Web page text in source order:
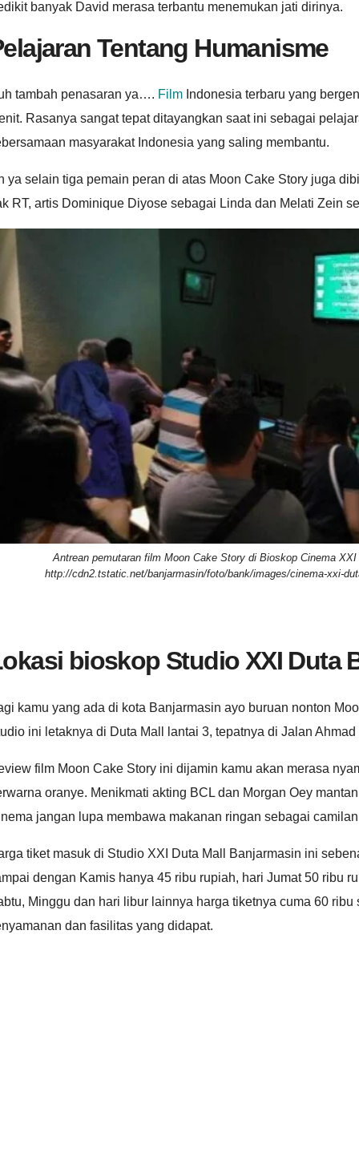
banyak David merasa terbantu menemukan jati dirinya.
Tentang Humanisme
tambah penasaran ya…. Film Indonesia terbaru yang
Rasanya sangat tepat ditayangkan saat ini sebagai
masyarakat Indonesia yang saling membantu.
ya selain tiga pemain peran di atas Moon Cake Story juga
RT, artis Dominique Diyose sebagai Linda dan Melati Zein
Antrean pemutaran film Moon Cake Story di Bioskop Cinema
http://cdn2.tstatic.net/banjarmasin/foto/bank/images/cinema-xxi-
bioskop Studio XXI Duta
kamu yang ada di kota Banjarmasin ayo buruan nonton
ini letaknya di Duta Mall lantai 3, tepatnya di Jalan
film Moon Cake Story ini dijamin kamu akan merasa
oranye. Menikmati akting BCL dan Morgan Oey
jangan lupa membawa makanan ringan sebagai
tiket masuk di Studio XXI Duta Mall Banjarmasin ini
dengan Kamis hanya 45 ribu rupiah, hari Jumat 50 ribu
Minggu dan hari libur lainnya harga tiketnya cuma 60
dan fasilitas yang didapat.